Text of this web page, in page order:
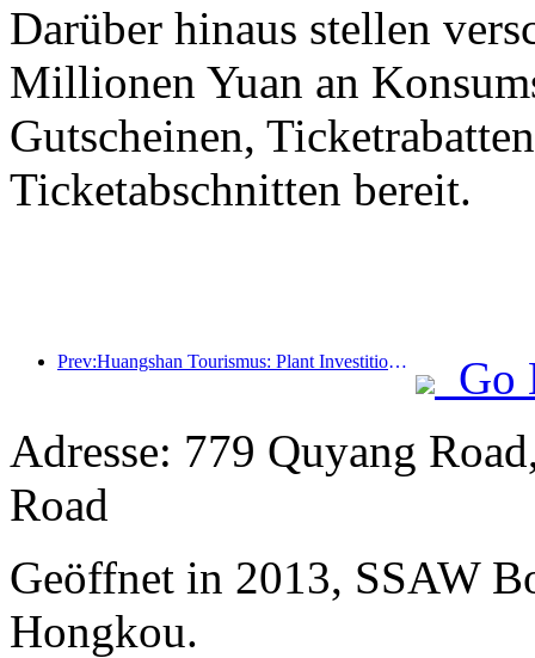
Darüber hinaus stellen
Millionen Yuan an
Gutscheinen,
Ticketabschnitten bereit.
Prev:Huangshan Tourismus: Plant Investitionen in Höhe von 530 Millionen Yuan für Hotelrenovierungen
Go
Adresse: 779 Quyang
Road
Geöffnet in 2013, SSAW
Hongkou.